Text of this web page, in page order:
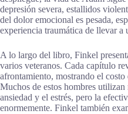
depresión severa, estallidos
del dolor emocional es pesada,
experiencia traumática de llevar a
A lo largo del libro, Finkel
varios veteranos. Cada capítulo
afrontamiento, mostrando el
Muchos de estos hombres
ansiedad y el estrés, pero la
enormemente. Finkel también